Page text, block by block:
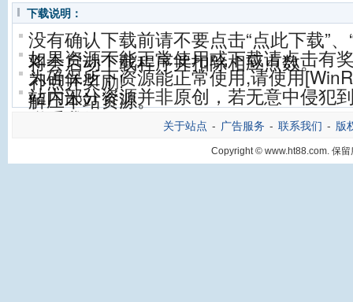
下载说明：
没有确认下载前请不要点击“点此下载”
将会启动下载程序并扣除相应点数。
如果资源不能正常使用或下载请点击有
补点并奖励!
为确保所下资源能正常使用,请使用
解压本站资源。
站内部分资源并非原创，若无意中侵犯
联系我们。
关于站点 - 广告服务 - 联系我们 - 版
Copyright © www.ht88.com. 保